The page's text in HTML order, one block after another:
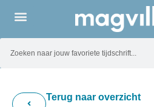
Terug naar overzicht